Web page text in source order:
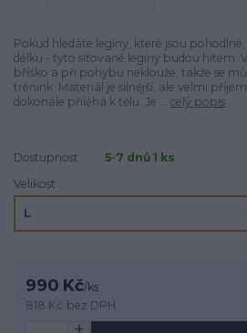
Pokud hledáte legíny, které jsou
délku - tyto síťované legíny budou hitem.
bříško a při pohybu neklouže, takže se
trénink. Materiál je silnější, ale velmi
dokonale přiléhá k tělu. Je ... celý popis
Dostupnost
5-7 dnů 1 ks
Velikost
990 Kč/ks
818 Kč bez DPH